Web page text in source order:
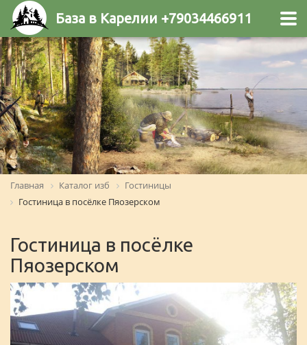
База в Карелии +79034466911
Главная Каталог изб
Гостиницы
Гостиница в посёлке Пяозерском
Гостиница в посёлке
Пяозерском